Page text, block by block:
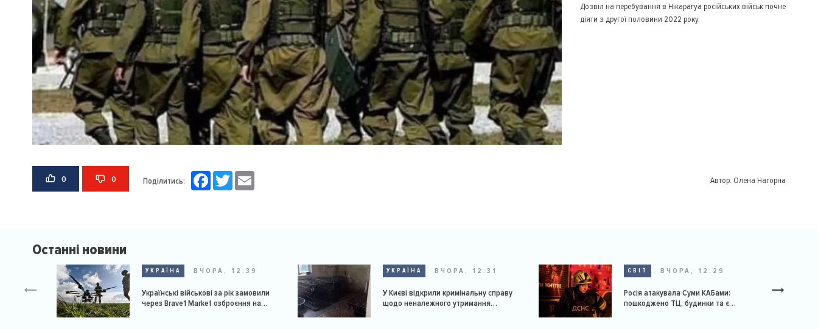
Дозвіл на перебування в Нікарагуа російських військ почне
діяти з другої половини 2022 року.
0 0 Поділитись: FacebookTwitter Автор: Олена Нагорна
Останні новини
УКРАЇНА ВЧОРА, 12:39
Українські військові за рік замовили
через Brave1 Market озброєння на
УКРАЇНА ВЧОРА, 12:31
У Києві відкрили кримінальну справу
щодо неналежного утримання
СВІТ ВЧОРА, 12:29
Росія атакувала Суми КАБами:
пошкоджено ТЦ, будинки та є